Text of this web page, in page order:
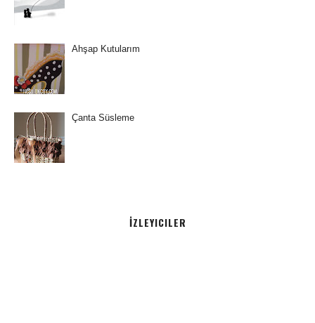
Ahşap Kutularım
Çanta Süsleme
İZLEYICILER